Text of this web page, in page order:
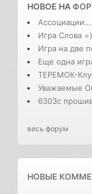
НОВОЕ НА
Ассоциации...
Игра Слова
Игра на две
Еще одна
ТЕРЕМОК-
Уважаемые
6303с
весь форум
НОВЫЕ